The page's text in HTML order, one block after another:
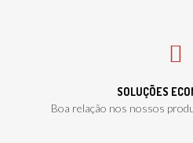
SOLUÇÕES
Boa relação nos nossos